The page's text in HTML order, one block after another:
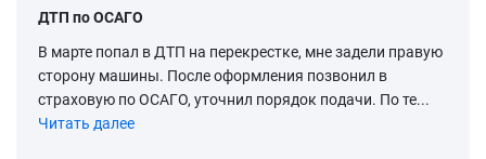
ДТП по ОСАГО
В марте попал в ДТП на перекрестке, мне задели правую
сторону машины. После оформления позвонил в
страховую по ОСАГО, уточнил порядок подачи. По те...
Читать далее